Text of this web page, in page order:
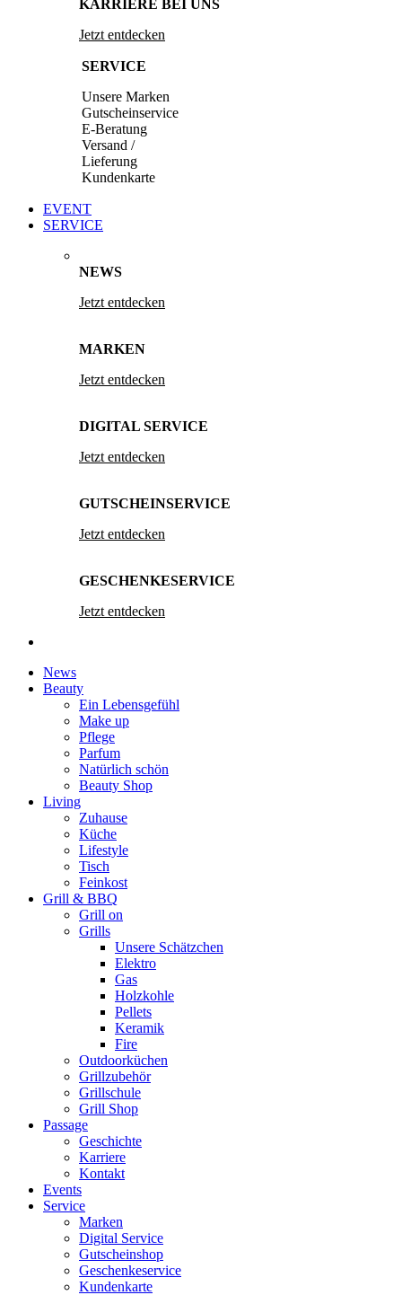
KARRIERE BEI UNS
Jetzt entdecken
SERVICE
Unsere Marken
Gutscheinservice
E-Beratung
Versand /
Lieferung
Kundenkarte
EVENT
SERVICE
NEWS
Jetzt entdecken
MARKEN
Jetzt entdecken
DIGITAL SERVICE
Jetzt entdecken
GUTSCHEINSERVICE
Jetzt entdecken
GESCHENKESERVICE
Jetzt entdecken
News
Beauty
Ein Lebensgefühl
Make up
Pflege
Parfum
Natürlich schön
Beauty Shop
Living
Zuhause
Küche
Lifestyle
Tisch
Feinkost
Grill & BBQ
Grill on
Grills
Unsere Schätzchen
Elektro
Gas
Holzkohle
Pellets
Keramik
Fire
Outdoorküchen
Grillzubehör
Grillschule
Grill Shop
Passage
Geschichte
Karriere
Kontakt
Events
Service
Marken
Digital Service
Gutscheinshop
Geschenkeservice
Kundenkarte